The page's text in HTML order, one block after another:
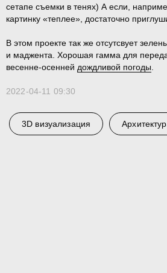
сетапе съемки в тенях) А если,
картинку «теплее», достаточно
В этом проекте так же отсутсвует
и маджента. Хорошая гамма для
весенне-осенней дождливой погоды
2022-04-11 09:30
3D визуализация